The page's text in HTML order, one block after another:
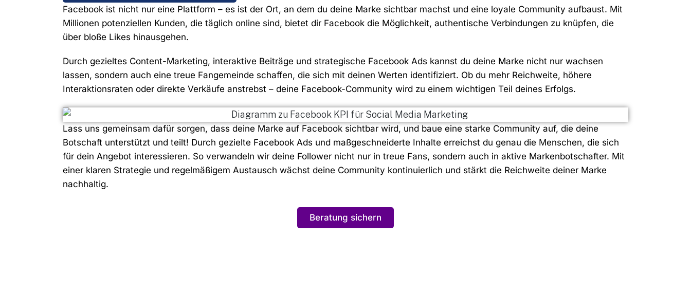
Facebook ist nicht nur eine Plattform – es ist der Ort, an dem du deine Marke sichtbar machst und eine loyale Community aufbaust. Mit
Millionen potenziellen Kunden, die täglich online sind, bietet dir Facebook die Möglichkeit, authentische Verbindungen zu knüpfen, die
über bloße Likes hinausgehen.
Durch gezieltes Content-Marketing, interaktive Beiträge und strategische Facebook Ads kannst du deine Marke nicht nur wachsen
lassen, sondern auch eine treue Fangemeinde schaffen, die sich mit deinen Werten identifiziert. Ob du mehr Reichweite, höhere
Interaktionsraten oder direkte Verkäufe anstrebst – deine Facebook-Community wird zu einem wichtigen Teil deines Erfolgs.
Lass uns gemeinsam dafür sorgen, dass deine Marke auf Facebook sichtbar wird, und baue eine starke Community auf, die deine
Botschaft unterstützt und teilt! Durch gezielte Facebook Ads und maßgeschneiderte Inhalte erreichst du genau die Menschen, die sich
für dein Angebot interessieren. So verwandeln wir deine Follower nicht nur in treue Fans, sondern auch in aktive Markenbotschafter. Mit
einer klaren Strategie und regelmäßigem Austausch wächst deine Community kontinuierlich und stärkt die Reichweite deiner Marke
nachhaltig.
Beratung sichern